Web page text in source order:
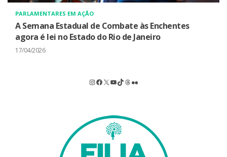
PARLAMENTARES EM AÇÃO
A Semana Estadual de Combate às Enchentes
agora é lei no Estado do Rio de Janeiro
17/04/2026
Instagram
Facebook
X Youtube
TikTok
Threads
Flickr